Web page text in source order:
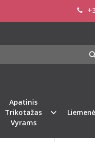
Apatinis
Trikotažas
Vyrams